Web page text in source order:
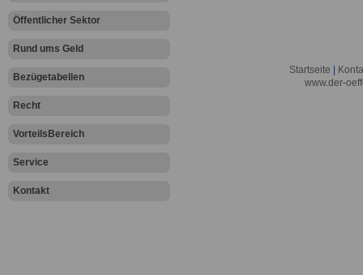
Öffentlicher Sektor
Rund ums Geld
Bezügetabellen
Recht
VorteilsBereich
Service
Kontakt
Startseite
www.der-